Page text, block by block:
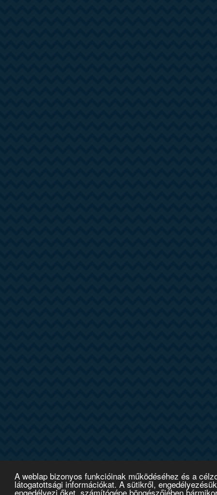
A weblap bizonyos funkcióinak működéséhez és a
látogatottsági információkat. A sütikről,
engedélyezi őket, számítógépe böngészőjében